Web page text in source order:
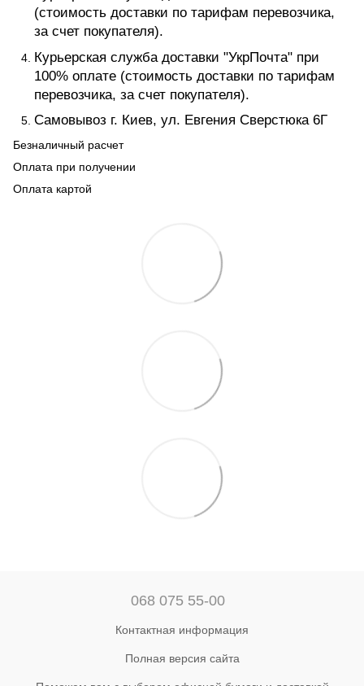
(стоимость доставки по тарифам перевозчика,
за счет покупателя).
Курьерская служба доставки "УкрПочта" при
100% оплате (стоимость доставки по тарифам
перевозчика, за счет покупателя).
Самовывоз г. Киев, ул. Евгения Сверстюка 6Г
Безналичный расчет
Оплата при получении
Оплата картой
068 075 55-00
Контактная информация
Полная версия сайта